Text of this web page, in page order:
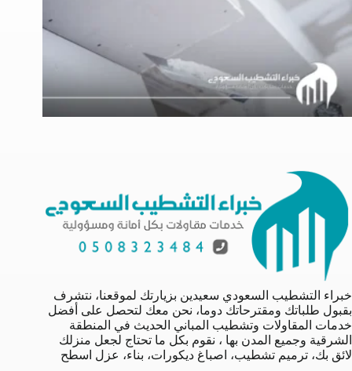
خبراء التشطيب السعودي سعيدين بزيارتك لموقعنا، نتشرف
بقبول طلباتك ومقترحاتك دوما، نحن معك لتحصل على أفضل
خدمات المقاولات وتشطيب المباني الحديث في المنطقة
الشرقية وجميع المدن بها ، نقوم بكل ما تحتاج لجعل منزلك
لائق بك، ترميم تشطيب، اصباغ ديكورات، بناء، عزل اسطح